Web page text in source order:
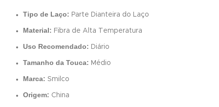
Tipo de Laço: Parte Dianteira do Laço
Material: Fibra de Alta Temperatura
Uso Recomendado: Diário
Tamanho da Touca: Médio
Marca: Smilco
Origem: China